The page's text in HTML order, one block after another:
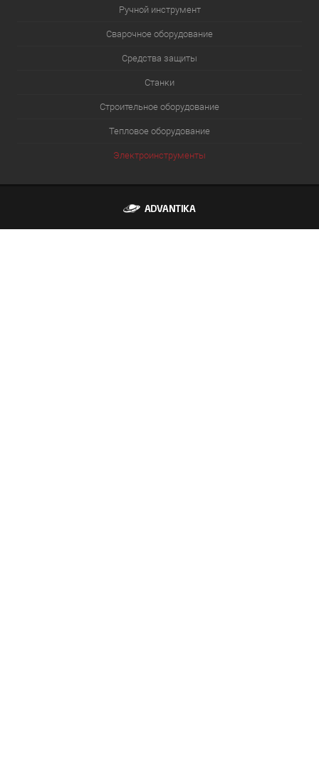
Ручной инструмент
Сварочное оборудование
Средства защиты
Станки
Строительное оборудование
Тепловое оборудование
Электроинструменты